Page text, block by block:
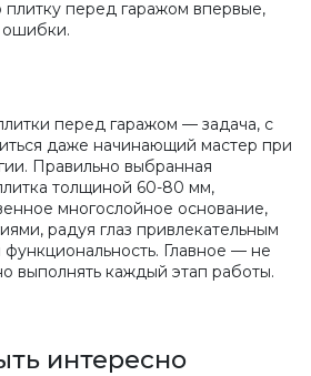
плитку перед гаражом впервые,
ошибки.
перед гаражом — задача, с
даже начинающий мастер при
Правильно выбранная
толщиной 60-80 мм,
многослойное основание,
радуя глаз привлекательным
Главное — не
выполнять каждый этап работы.
интересно